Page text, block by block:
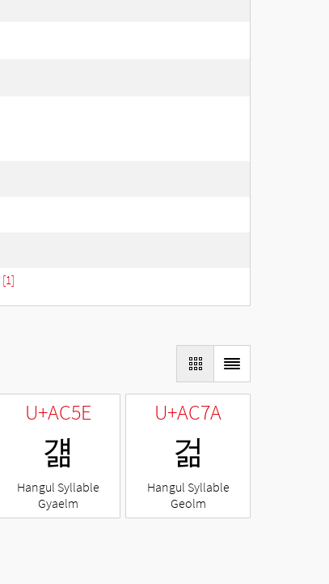
[1]
U+AC5E
걞
Hangul Syllable
Gyaelm
U+AC7A
걺
Hangul Syllable
Geolm